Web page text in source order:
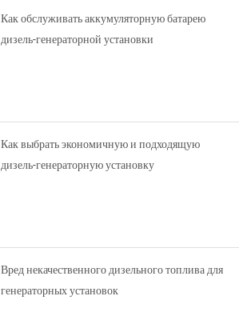
Как обслуживать аккумуляторную батарею
дизель-генераторной установки
Как выбрать экономичную и подходящую
дизель-генераторную установку
Вред некачественного дизельного топлива для
генераторных установок